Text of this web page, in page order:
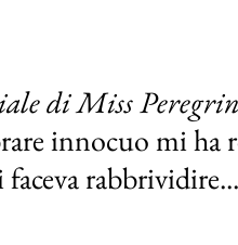
di Miss
innocuo mi ha
rabbrividire...